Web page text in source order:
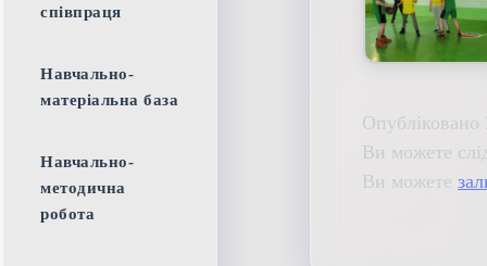
Ви можете
Ви можете
співпраця
Навчально-
матеріальна база
Навчально-
методична
робота